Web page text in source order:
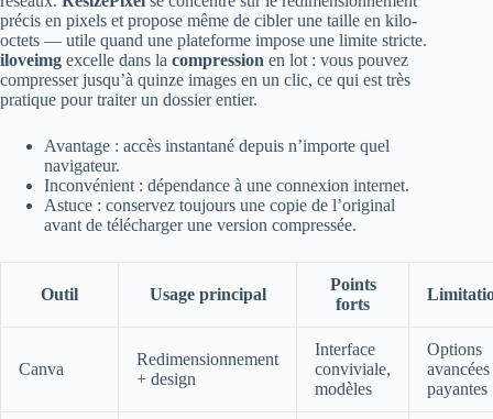
précis en pixels et propose même de cibler une taille en kilo-
octets — utile quand une plateforme impose une limite stricte.
iloveimg excelle dans la compression en lot : vous pouvez
compresser jusqu’à quinze images en un clic, ce qui est très
pratique pour traiter un dossier entier.
Avantage : accès instantané depuis n’importe quel
navigateur.
Inconvénient : dépendance à une connexion internet.
Astuce : conservez toujours une copie de l’original
avant de télécharger une version compressée.
Outil Usage principal
Points
forts
Canva
Redimensionnement
+ design
Interface
conviviale,
modèles
Options
avancées
payantes